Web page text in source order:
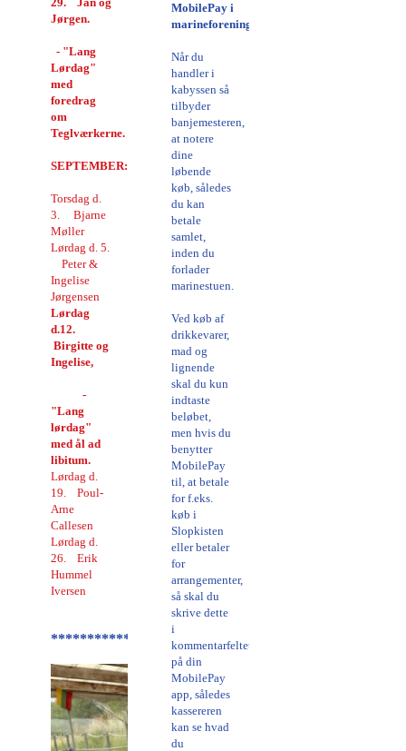
Jørgen.
- "Lang
Lørdag"
med
foredrag
om
Teglværkerne.
SEPTEMBER:
Torsdag d.
3. Bjarne
Møller
Lørdag d. 5.
Peter &
Ingelise
Jørgensen
Lørdag
d.12.
Birgitte og
Ingelise,
-
"Lang
lørdag"
med ål ad
libitum.
Lørdag d.
19. Poul-
Arne
Callesen
Lørdag d.
26. Erik
Hummel
Iversen
MobilePay i
marineforeningen:
Når du
handler i
kabyssen så
tilbyder
banjemesteren,
at notere
dine
løbende
køb, således
du kan
betale
samlet,
inden du
forlader
marinestuen.
Ved køb af
drikkevarer,
mad og
lignende
skal du kun
indtaste
beløbet,
men hvis du
benytter
MobilePay
til, at betale
for f.eks.
køb i
Slopkisten
eller betaler
for
arrangementer,
så skal du
skrive dette
i
kommentarfeltet
på din
MobilePay
app, således
kassereren
kan se hvad
du